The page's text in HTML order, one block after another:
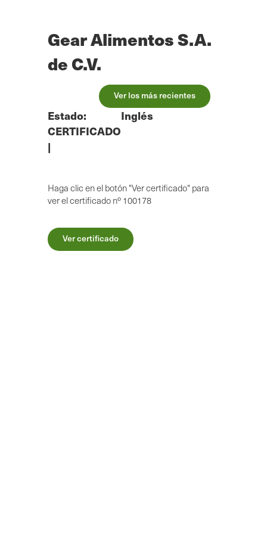
Gear Alimentos S.A.
de C.V.
Ver los más recientes
Estado:
CERTIFICADO
|
Inglés
Haga clic en el botón "Ver certificado" para
ver el certificado nº 100178
Ver certificado